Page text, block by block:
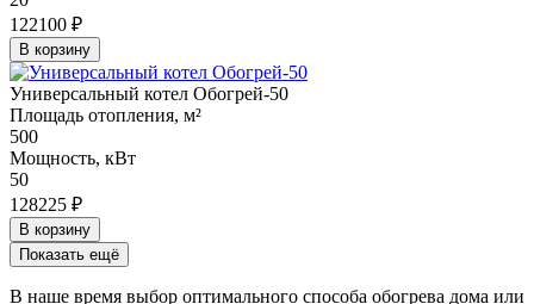
122100 ₽
В корзину
Универсальный котел Обогрей-50
Площадь отопления, м²
500
Мощность, кВт
50
128225 ₽
В корзину
Показать ещё
В наше время выбор оптимального способа обогрева дома или